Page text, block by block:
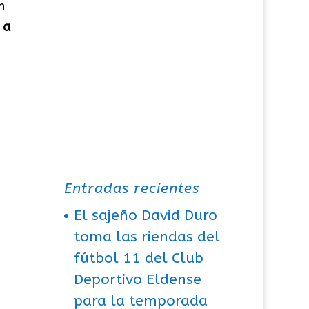
a
Entradas recientes
El sajeño David Duro
toma las riendas del
fútbol 11 del Club
Deportivo Eldense
para la temporada